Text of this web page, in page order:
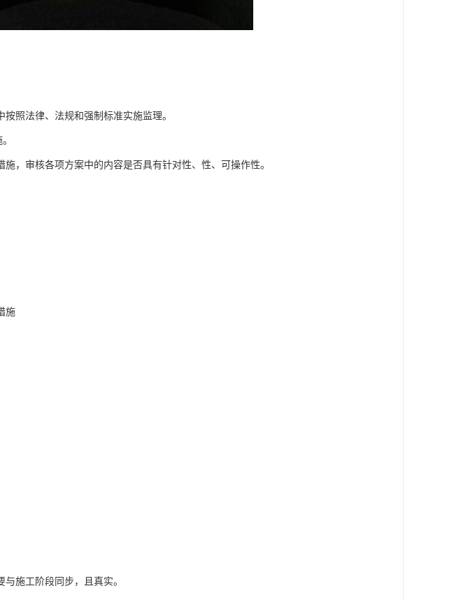
照法律、法规和强制标准实施监理。
，审核各项方案中的内容是否具有针对性、性、可操作性。
施
施工阶段同步，且真实。